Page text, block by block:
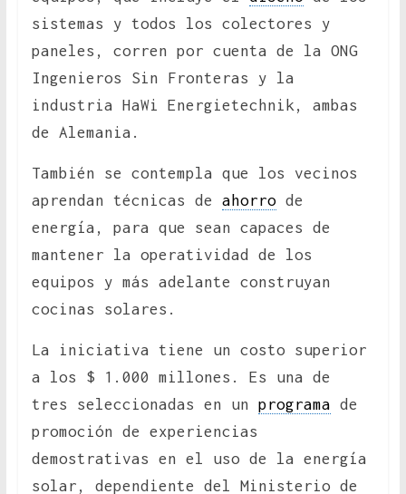
sistemas y todos los colectores y
paneles, corren por cuenta de la ONG
Ingenieros Sin Fronteras y la
industria HaWi Energietechnik, ambas
de Alemania.
También se contempla que los vecinos
aprendan técnicas de ahorrode
energía, para que sean capaces de
mantener la operatividad de los
equipos y más adelante construyan
cocinas solares.
La iniciativa tiene un costo superior
a los $ 1.000 millones. Es una de
tres seleccionadas en un programa de
promoción de experiencias
demostrativas en el uso de la energía
solar, dependiente del Ministerio de